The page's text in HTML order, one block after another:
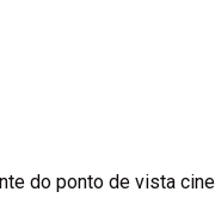
do ponto de vista